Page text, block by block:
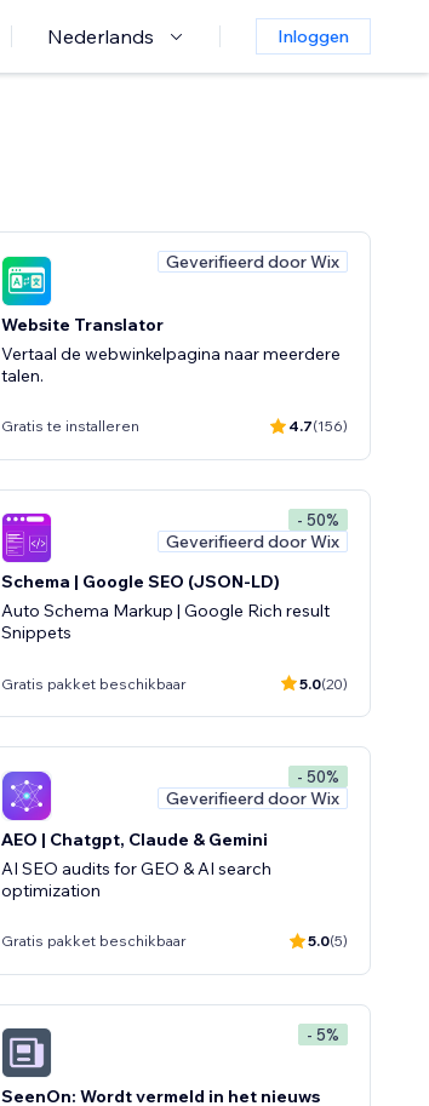
Nederlands Inloggen
Geverifieerd door Wix
Website Translator
Vertaal de webwinkelpagina naar meerdere
talen.
Gratis te installeren 4.7(156)
- 50%
Geverifieerd door Wix
Schema | Google SEO (JSON-LD)
Auto Schema Markup | Google Rich result
Snippets
Gratis pakket beschikbaar 5.0(20)
- 50%
Geverifieerd door Wix
AEO | Chatgpt, Claude & Gemini
AI SEO audits for GEO & AI search
optimization
Gratis pakket beschikbaar 5.0(5)
- 5%
SeenOn: Wordt vermeld in het nieuws